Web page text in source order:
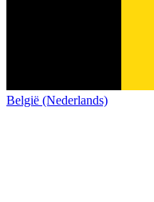
België (Nederlands)